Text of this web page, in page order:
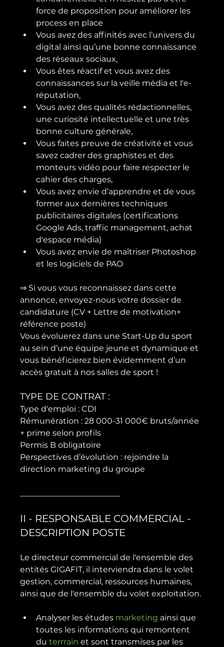
force de proposition pour améliorer les
process en place
Vous avez des affinités avec l’univers du
digital ainsi qu’une bonne connaissance
des réseaux sociaux,
Vous êtes réactif et vous avez des
connaissances sur la veille média et l'e-
réputation,
Vous avez des qualités rédactionnelles,
une curiosité intellectuelle et une très
bonne culture générale,
Vous faites preuve de créativité et vous
savez cadrer des graphistes et des
monteurs vidéo pour faire respecter le
cahier des charges,
Vous avez envie d’apprendre et de vous
former aux dernières techniques
publicitaires digitales (certifications
Google Ads, traffic management, achat
d'espace média)
Vous avez envie de maîtriser Photoshop
et les logiciels de PAO
⇒ Si vous vous reconnaissez dans cette
annonce, envoyez-nous votre dossier de
candidature (CV + Lettre de motivation+
référence poste)
Vous évoluerez dans une Start-Up du sport
au sein d’une équipe jeune et dynamique et
vous bénéficierez bien évidemment d’un
TYPE DE CONTRAT :
Type d'emploi : CDI
Rémunération : 28 000-31 000€ bruts/année
+ prime selon profils
Permis B obligatoire
Perspectives d’évolution : rejoindre la
direction marketing du groupe
II - RESPONSABLE COMMERCIAL -
DESCRIPTION POSTE
Le directeur commercial de l'ensemble des
entités GIGAFIT, il interviendra dans le volet
gestion, commercial, ressources humaines,
Analyser les études marketing ainsi que
toutes les informations qui remontent
du terrrain et sont transmises par les